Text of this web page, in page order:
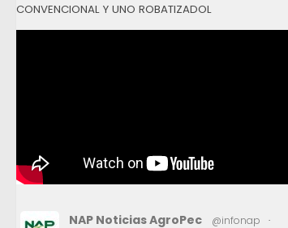
CONVENCIONAL Y UNO ROBATIZADOL
NAP Noticias AgroPec @infonap
·